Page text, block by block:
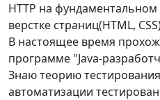
HTTP на
верстке страниц(HTML,
В настоящее время
программе "Java-
Знаю теорию
автоматизации